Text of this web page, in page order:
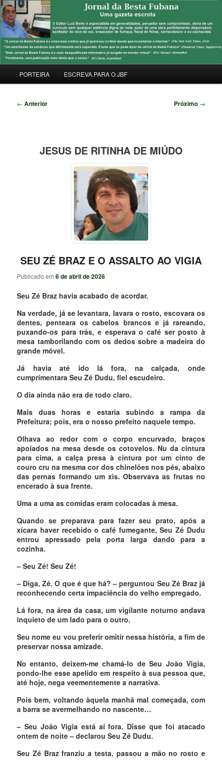
Pular
para
o
conteúdo
principalJORNAL DA BESTA FUBANA
Uma Gazeta Escrota
principal
PORTEIRA ESCREVA PARA O JBF
Navegação
← Anterior Próximo →
JESUS DE RITINHA DE MIÚDO
SEU ZÉ BRAZ E O ASSALTO AO VIGIA
Publicado em6 de abril de 2026
Seu Zé Braz havia acabado de acordar.
Na verdade, já se levantara, lavara o rosto, escovara os
dentes, penteara os cabelos brancos e já rareando,
puxando-os para trás, e esperava o café ser posto à
mesa tamborilando com os dedos sobre a madeira do
grande móvel.
Já havia até ido lá fora, na calçada, onde
cumprimentara Seu Zé Dudu, fiel escudeiro.
O dia ainda não era de todo claro.
Mais duas horas e estaria subindo a rampa da
Prefeitura; pois, era o nosso prefeito naquele tempo.
Olhava ao redor com o corpo encurvado, braços
apoiados na mesa desde os cotovelos. Nu da cintura
para cima, a calça presa à cintura por um cinto de
couro cru na mesma cor dos chinelões nos pés, abaixo
das pernas formando um xis. Observava as frutas no
encerado à sua frente.
Uma a uma as comidas eram colocadas à mesa.
Quando se preparava para fazer seu prato, após a
xícara haver recebido o café fumegante, Seu Zé Dudu
entrou apressado pela porta larga dando para a
cozinha.
– Seu Zé! Seu Zé!
– Diga, Zé. O que é que há? – perguntou Seu Zé Braz já
reconhecendo certa impaciência do velho empregado.
Lá fora, na área da casa, um vigilante noturno andava
inquieto de um lado para o outro.
Seu nome eu vou preferir omitir nessa história, a fim de
preservar nossa amizade.
No entanto, deixem-me chamá-lo de Seu João Vigia,
pondo-lhe esse apelido em respeito à sua pessoa que,
até hoje, nega veementemente a narrativa.
Pois bem, voltando àquela manhã mal começada, com
a barra se avermelhando no nascente…
– Seu João Vigia está aí fora. Disse que foi atacado
ontem de noite – declarou Seu Zé Dudu.
Seu Zé Braz franziu a testa, passou a mão no rosto e